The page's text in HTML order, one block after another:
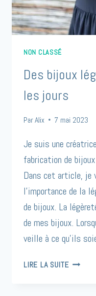
NON CLASSÉ
Des bijoux
les jours
ParAlix 7 mai 2023
Je suis une
fabrication de
Dans cet article, je
l’importance de la
de bijoux. La
de mes bijoux.
veille à ce qu’ils
LIRE LA SUITEDES